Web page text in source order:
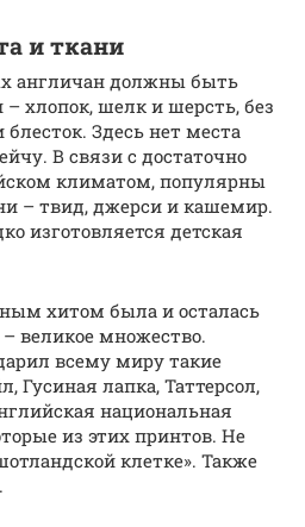
и ткани
англичан должны быть
хлопок, шелк и шерсть, без
Здесь нет места
В связи с достаточно
климатом, популярны
– твид, джерси и кашемир.
изготовляется детская
хитом была и осталась
великое множество.
всему миру такие
Гусиная лапка, Таттерсол,
национальная
из этих принтов. Не
клетке». Также